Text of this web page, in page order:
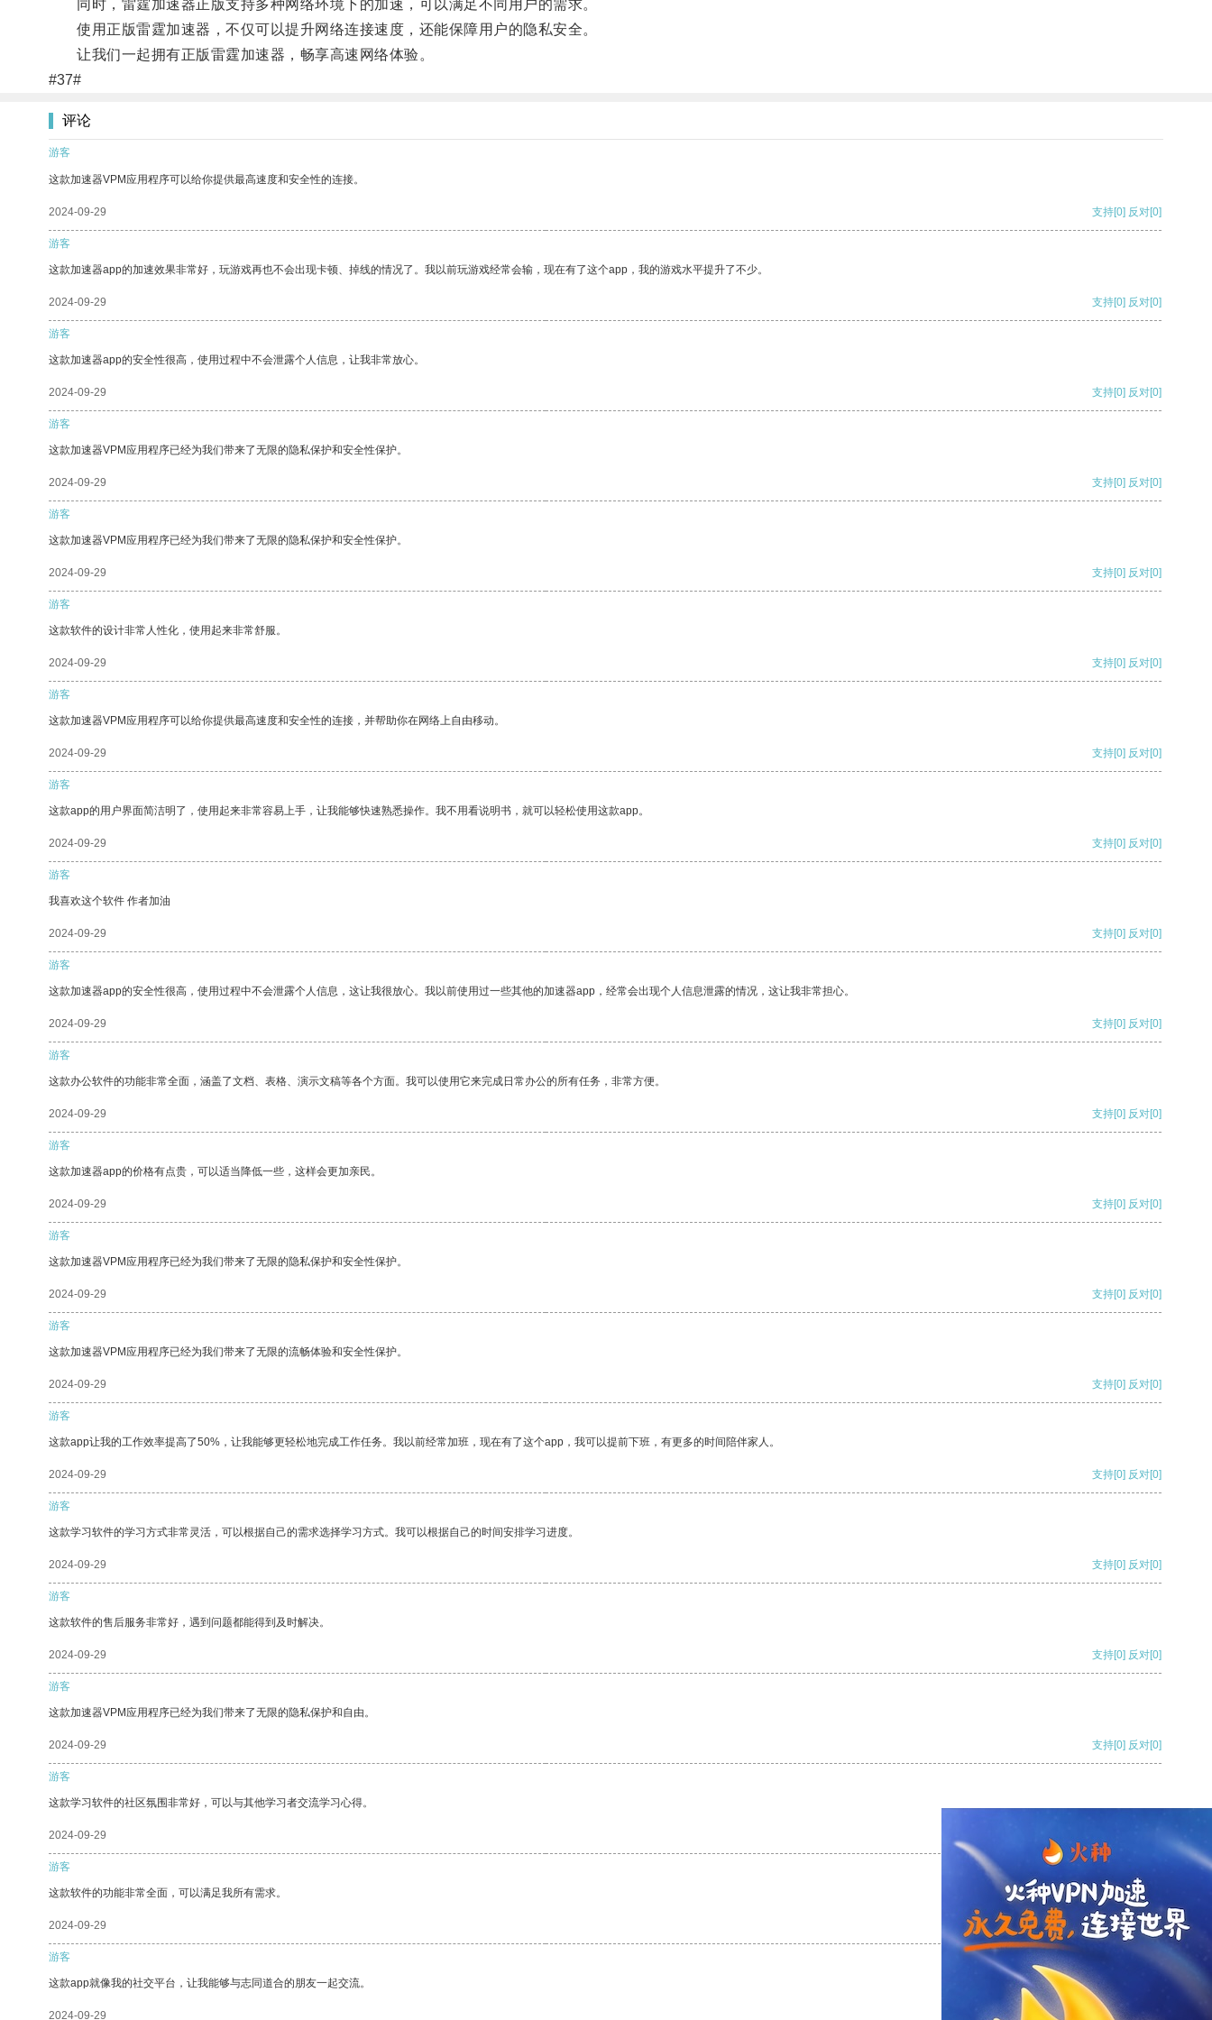
同时，雷霆加速器正版支持多种网络环境下的加速，可以满足不同用户的需求。
使用正版雷霆加速器，不仅可以提升网络连接速度，还能保障用户的隐私安全。
让我们一起拥有正版雷霆加速器，畅享高速网络体验。
#37#
评论
游客
这款加速器VPM应用程序可以给你提供最高速度和安全性的连接。
2024-09-29 支持[0] 反对[0]
游客
这款加速器app的加速效果非常好，玩游戏再也不会出现卡顿、掉线的情况了。我以前玩游戏经常会输，现在有了这个app，我的游戏水平提升了不少。
2024-09-29 支持[0] 反对[0]
游客
这款加速器app的安全性很高，使用过程中不会泄露个人信息，让我非常放心。
2024-09-29 支持[0] 反对[0]
游客
这款加速器VPM应用程序已经为我们带来了无限的隐私保护和安全性保护。
2024-09-29 支持[0] 反对[0]
游客
这款加速器VPM应用程序已经为我们带来了无限的隐私保护和安全性保护。
2024-09-29 支持[0] 反对[0]
游客
这款软件的设计非常人性化，使用起来非常舒服。
2024-09-29 支持[0] 反对[0]
游客
这款加速器VPM应用程序可以给你提供最高速度和安全性的连接，并帮助你在网络上自由移动。
2024-09-29 支持[0] 反对[0]
游客
这款app的用户界面简洁明了，使用起来非常容易上手，让我能够快速熟悉操作。我不用看说明书，就可以轻松使用这款app。
2024-09-29 支持[0] 反对[0]
游客
我喜欢这个软件 作者加油
2024-09-29 支持[0] 反对[0]
游客
这款加速器app的安全性很高，使用过程中不会泄露个人信息，这让我很放心。我以前使用过一些其他的加速器app，经常会出现个人信息泄露的情况，这让我非常担心。
2024-09-29 支持[0] 反对[0]
游客
这款办公软件的功能非常全面，涵盖了文档、表格、演示文稿等各个方面。我可以使用它来完成日常办公的所有任务，非常方便。
2024-09-29 支持[0] 反对[0]
游客
这款加速器app的价格有点贵，可以适当降低一些，这样会更加亲民。
2024-09-29 支持[0] 反对[0]
游客
这款加速器VPM应用程序已经为我们带来了无限的隐私保护和安全性保护。
2024-09-29 支持[0] 反对[0]
游客
这款加速器VPM应用程序已经为我们带来了无限的流畅体验和安全性保护。
2024-09-29 支持[0] 反对[0]
游客
这款app让我的工作效率提高了50%，让我能够更轻松地完成工作任务。我以前经常加班，现在有了这个app，我可以提前下班，有更多的时间陪伴家人。
2024-09-29 支持[0] 反对[0]
游客
这款学习软件的学习方式非常灵活，可以根据自己的需求选择学习方式。我可以根据自己的时间安排学习进度。
2024-09-29 支持[0] 反对[0]
游客
这款软件的售后服务非常好，遇到问题都能得到及时解决。
2024-09-29 支持[0] 反对[0]
游客
这款加速器VPM应用程序已经为我们带来了无限的隐私保护和自由。
2024-09-29 支持[0] 反对[0]
游客
这款学习软件的社区氛围非常好，可以与其他学习者交流学习心得。
2024-09-29
游客
这款软件的功能非常全面，可以满足我所有需求。
2024-09-29 支持 [0] 反对[0]
游客
这款app就像我的社交平台，让我能够与志同道合的朋友一起交流。
2024-09-29 支持[0] 反对